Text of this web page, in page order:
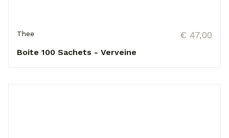
Thee € 47,00
Boite 100 Sachets - Verveine